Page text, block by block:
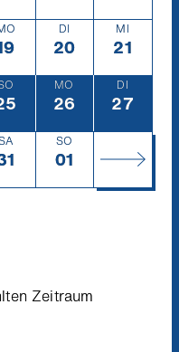
Montag
19.12.
DI
Dienstag
20.12.
20
MI
21.12.
21
Sonntag
25.12.
MO
Montag
26.12.
26
DI
27.12.
27
Samstag
31.12.
SO
Sonntag
1.1.
01
Zeitraum